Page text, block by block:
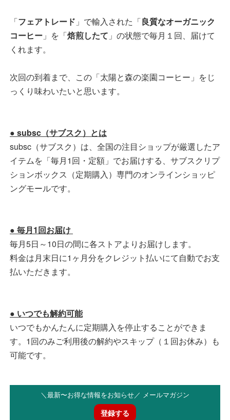
「フェアトレード 」で輸入された「良質なオーガニック
コーヒー 」を「焙煎したて 」の状態で毎月１回、届けて
くれます。
次回の到着まで、この「太陽と森の楽園コーヒー」をじ
っくり味わいたいと思います。
● subsc（サブスク）とは
subsc（サブスク）は、全国の注目ショップが厳選したア
イテムを「毎月1回・定額」でお届けする、サブスクリプ
ションボックス（定期購入）専門のオンラインショッピ
ングモールです。
● 毎月1回お届け
毎月5日～10日の間に各ストアよりお届けします。
料金は月末日に1ヶ月分をクレジット払いにて自動でお支
払いただきます。
● いつでも解約可能
いつでもかんたんに定期購入を停止することができま
す。1回のみご利用後の解約やスキップ（１回お休み）も
可能です。
＼最新〜お得な情報をお知らせ／ メールマガジン
登録する